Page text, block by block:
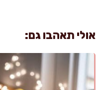
אולי תאהבו גם: